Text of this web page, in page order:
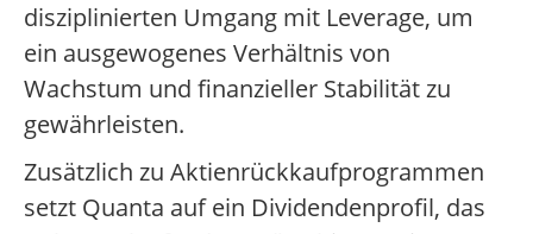
disziplinierten Umgang mit Leverage, um
ein ausgewogenes Verhältnis von
Wachstum und finanzieller Stabilität zu
gewährleisten.
Zusätzlich zu Aktienrückkaufprogrammen
setzt Quanta auf ein Dividendenprofil, das